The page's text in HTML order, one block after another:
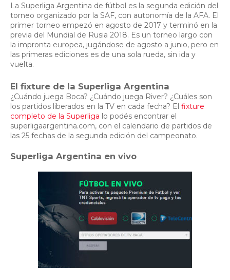
La Superliga Argentina de fútbol es la segunda edición del
torneo organizado por la SAF, con autonomía de la AFA. El
primer torneo empezó en agosto de 2017 y terminó en la
previa del Mundial de Rusia 2018. Es un torneo largo con
la impronta europea, jugándose de agosto a junio, pero en
las primeras ediciones es de una sola rueda, sin ida y
vuelta.
El fixture de la Superliga Argentina
¿Cuándo juega Boca? ¿Cuándo juega River? ¿Cuáles son
los partidos liberados en la TV en cada fecha? El fixture
completo de la Superliga lo podés encontrar el
superligaargentina.com, con el calendario de partidos de
las 25 fechas de la segunda edición del campeonato.
Superliga Argentina en vivo